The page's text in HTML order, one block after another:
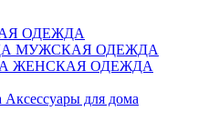
ОДЕЖДА
МУЖСКАЯ ОДЕЖДА
ЖЕНСКАЯ ОДЕЖДА
Аксессуары для дома